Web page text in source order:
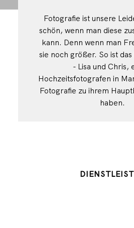
Fotografie ist unsere
schön, wenn man diese
kann. Denn wenn man
sie noch größer. So ist
- Lisa und Chris,
Hochzeitsfotografen in
Fotografie zu ihrem
haben.